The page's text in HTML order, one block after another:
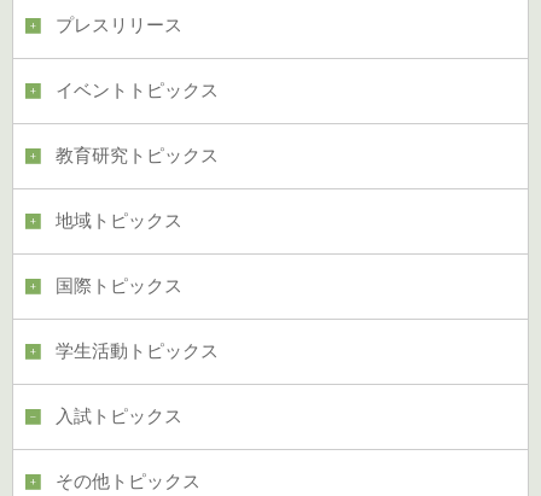
プレスリリース
イベントトピックス
教育研究トピックス
地域トピックス
国際トピックス
学生活動トピックス
入試トピックス
その他トピックス